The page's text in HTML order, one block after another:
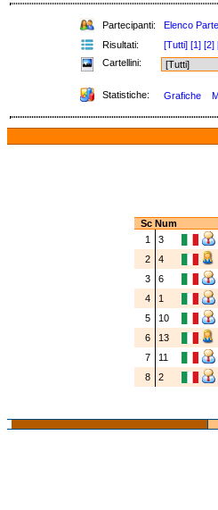
Partecipanti: Elenco
Risultati:
[Tutti] [1] [2]
Cartellini:
Statistiche: Grafiche
Sc Num
1
3
2
4
3
6
4
1
5
10
6
13
7
11
8
2